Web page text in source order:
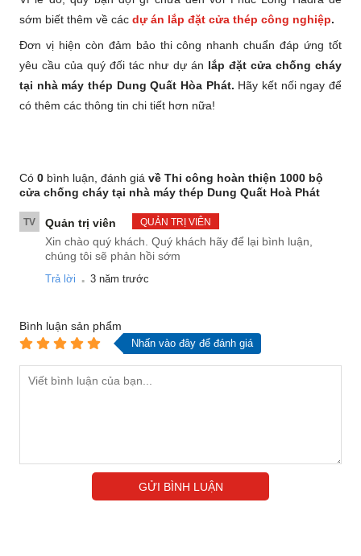
sớm biết thêm về các dự án lắp đặt cửa thép công nghiệp.
Đơn vị hiện còn đảm bảo thi công nhanh chuẩn đáp ứng tốt
yêu cầu của quý đối tác như dự án lắp đặt cửa chống cháy
tại nhà máy thép Dung Quất Hòa Phát. Hãy kết nối ngay để
có thêm các thông tin chi tiết hơn nữa!
Có 0 bình luận, đánh giá về Thi công hoàn thiện 1000 bộ
cửa chống cháy tại nhà máy thép Dung Quất Hoà Phát
TV Quản trị viên QUẢN TRỊ VIÊN
Xin chào quý khách. Quý khách hãy để lại bình luận,
chúng tôi sẽ phản hồi sớm
Trả lời . 3 năm trước
Bình luận sản phẩm
Nhấn vào đây để đánh giá
GỬI BÌNH LUẬN